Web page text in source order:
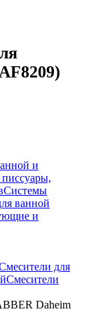
и
Системы
ванной
и
для
Смесители
Daheim